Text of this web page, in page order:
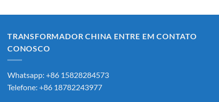
TRANSFORMADOR CHINA ENTRE EM CONTATO
CONOSCO
Whatsapp: +86 15828284573
Telefone: +86 18782243977